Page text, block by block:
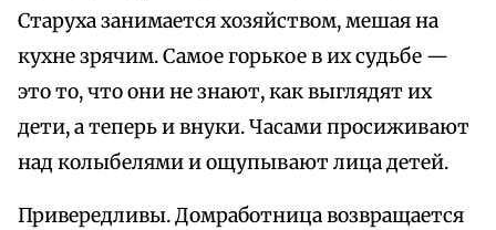
Старуха занимается хозяйством, мешая на
кухне зрячим. Самое горькое в их судьбе —
это то, что они не знают, как выглядят их
дети, а теперь и внуки. Часами просиживают
над колыбелями и ощупывают лица детей.
Привередливы. Домработница возвращается